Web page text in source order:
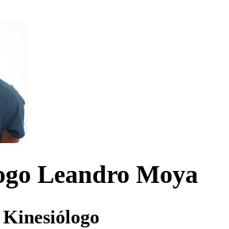
Leandro Moya
Kinesiólogo